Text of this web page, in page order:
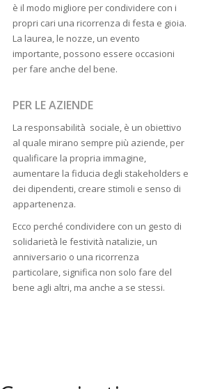
è il modo migliore per condividere con i
propri cari una ricorrenza di festa e gioia.
La laurea, le nozze, un evento
importante, possono essere occasioni
per fare anche del bene.
PER LE AZIENDE
La responsabilità sociale, è un obiettivo
al quale mirano sempre più aziende, per
qualificare la propria immagine,
aumentare la fiducia degli stakeholders e
dei dipendenti, creare stimoli e senso di
appartenenza.
Ecco perché condividere con un gesto di
solidarietà le festività natalizie, un
anniversario o una ricorrenza
particolare, significa non solo fare del
bene agli altri, ma anche a se stessi.